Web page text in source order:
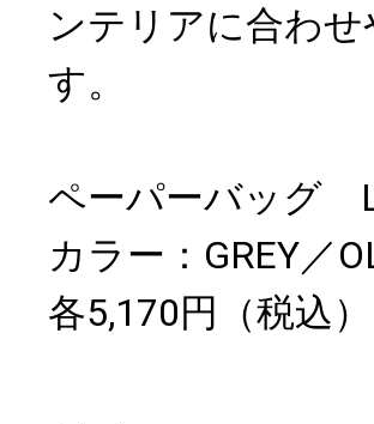
ンテリアに合わ
す。
ペーパーバッグ
カラー：GREY／
各5,170円（税込）